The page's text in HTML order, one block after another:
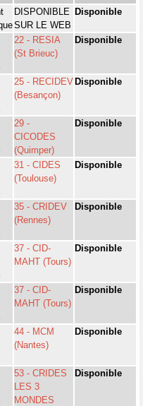
DISPONIBLE
SUR LE WEB
Disponible
22 - RESIA
(St Brieuc)
Disponible
25 - RECIDEV
(Besançon)
Disponible
29 -
CICODES
(Quimper)
Disponible
31 - CIDES
(Toulouse)
Disponible
35 - CRIDEV
(Rennes)
Disponible
37 - CID-
MAHT (Tours)
Disponible
37 - CID-
MAHT (Tours)
Disponible
44 - MCM
(Nantes)
Disponible
53 - CRIDES
LES 3
MONDES
Disponible